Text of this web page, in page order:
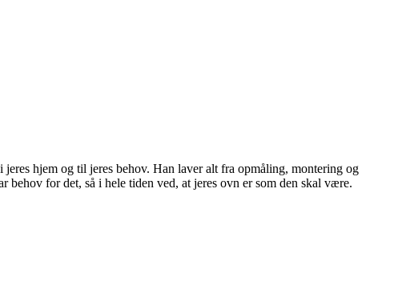
hjem og til jeres behov. Han laver alt fra opmåling, montering og
for det, så i hele tiden ved, at jeres ovn er som den skal være.